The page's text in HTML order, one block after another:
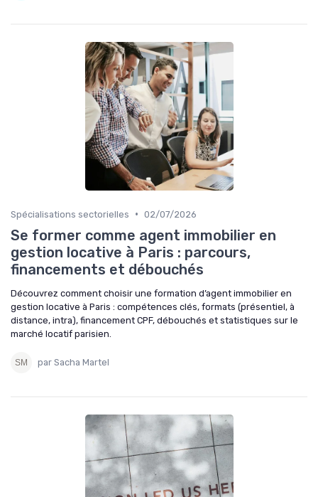
Spécialisations sectorielles • 02/07/2026
Se former comme agent immobilier en
gestion locative à Paris : parcours,
financements et débouchés
Découvrez comment choisir une formation d’agent immobilier en
gestion locative à Paris : compétences clés, formats (présentiel, à
distance, intra), financement CPF, débouchés et statistiques sur le
marché locatif parisien.
par Sacha Martel